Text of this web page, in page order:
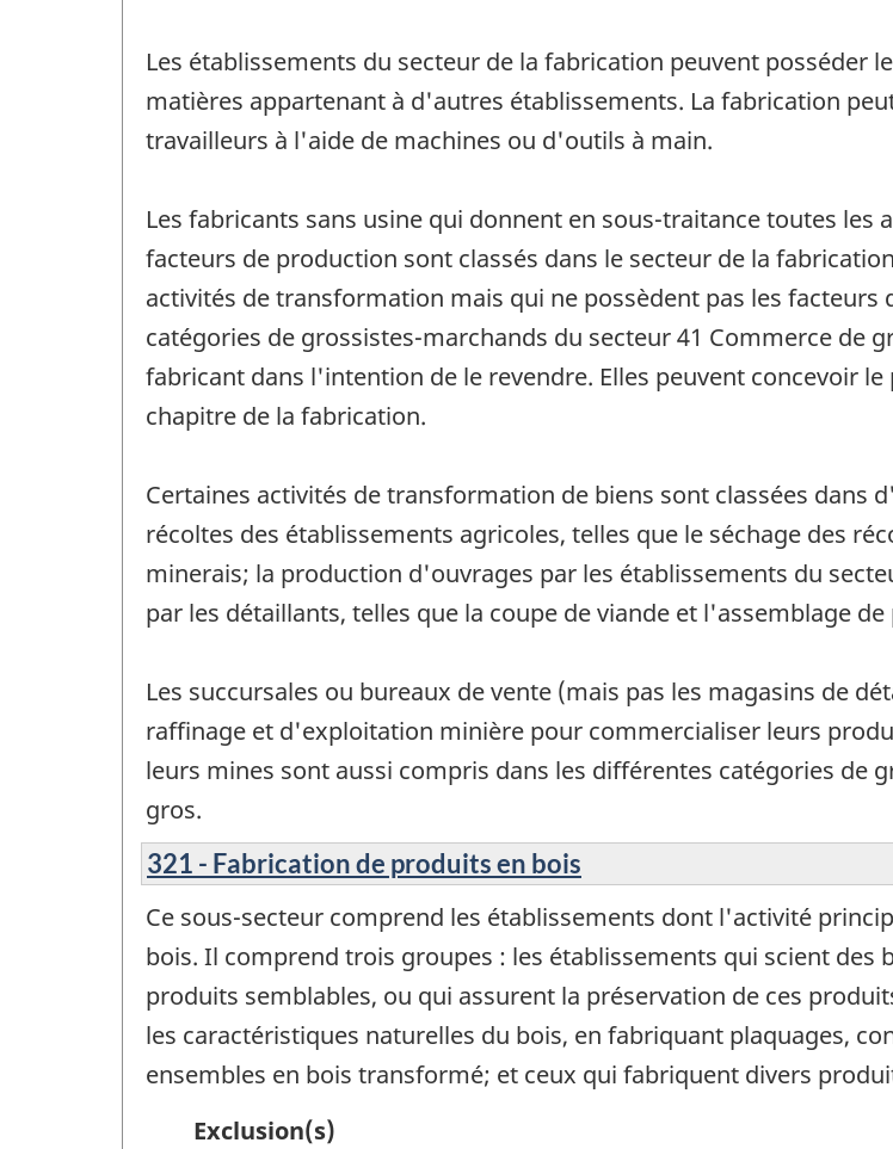
Les établissements du secteur de la fabrication peuvent
matières appartenant à d'autres établissements. La fabrication
travailleurs à l'aide de machines ou d'outils à main.
Les fabricants sans usine qui donnent en sous-traitance toutes
facteurs de production sont classés dans le secteur de la
activités de transformation mais qui ne possèdent pas les
catégories de grossistes-marchands du secteur 41 Commerce de
fabricant dans l'intention de le revendre. Elles peuvent concevoir
chapitre de la fabrication.
Certaines activités de transformation de biens sont classées dans
récoltes des établissements agricoles, telles que le séchage des
minerais; la production d'ouvrages par les établissements du
par les détaillants, telles que la coupe de viande et l'assemblage
Les succursales ou bureaux de vente (mais pas les magasins de
raffinage et d'exploitation minière pour commercialiser leurs
leurs mines sont aussi compris dans les différentes catégories de
gros.
321 - Fabrication de produits en bois
Ce sous-secteur comprend les établissements dont l'activité
bois. Il comprend trois groupes : les établissements qui scient des
produits semblables, ou qui assurent la préservation de ces
les caractéristiques naturelles du bois, en fabriquant plaquages,
ensembles en bois transformé; et ceux qui fabriquent divers
Exclusion(s)